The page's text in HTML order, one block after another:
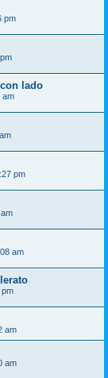
pm
lado
am
pm
am
pm
am
am